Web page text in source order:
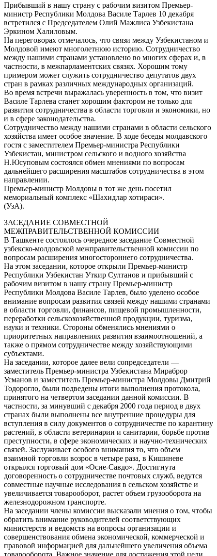
Прибывший в нашу страну с рабочим визитом Премьер-
министр Республики Молдова Василе Тарлев 10 декабря
встретился с Председателем Олий Мажлиса Узбекистана
Эркином Халиловым.
На переговорах отмечалось, что связи между Узбекистаном и
Молдовой имеют многолетнюю историю. Сотрудничество
между нашими странами установлено во многих сферах и, в
частности, в межпарламентских связях. Хорошим тому
примером может служить сотрудничество депутатов двух
стран в рамках различных международных организаций.
Во время встречи выражалась уверенность в том, что визит
Василе Тарлева станет хорошим фактором не только для
развития сотрудничества в области торговли и экономики, но
и в сфере законодательства.
Сотрудничество между нашими странами в области сельского
хозяйства имеет особое значение. В ходе беседы молдавского
гостя с заместителем Премьер-министра Республики
Узбекистан, министром сельского и водного хозяйства
Н.Юсуповым состоялся обмен мнениями по вопросам
дальнейшего расширения масштабов сотрудничества в этом
направлении.
Премьер-министр Молдовы в тот же день посетил
мемориальный комплекс «Шахидлар хотираси».
(УзА).
ЗАСЕДАНИЕ СОВМЕСТНОЙ
МЕЖПРАВИТЕЛЬСТВЕННОЙ КОМИССИИ
В Ташкенте состоялось очередное заседание Совместной
узбекско-молдовской межправительственной комиссии по
вопросам расширения многостороннего сотрудничества.
На этом заседании, которое открыли Премьер-министр
Республики Узбекистан Уткир Султанов и прибывший с
рабочим визитом в нашу страну Премьер-министр
Республики Молдова Василе Тарлев, было уделено особое
внимание вопросам развития связей между нашими странами
в области торговли, финансов, пищевой промышленности,
переработки сельскохозяйственной продукции, туризма,
науки и техники. Стороны обменялись мнениями о
приоритетных направлениях развития взаимоотношений, а
также о прямом сотрудничестве между хозяйствующими
субъектами.
На заседании, которое далее вели сопредседатели —
заместитель Премьер-министра Узбекистана Мираброр
Усманов и заместитель Премьер-министра Молдовы Дмитрий
Тодорогло, были подведены итоги выполнения протокола,
принятого на четвертом заседании данной комиссии. В
частности, за минувший с декабря 2000 года период в двух
странах были выполнены все внутренние процедуры для
вступления в силу документов о сотрудничестве по карантину
растений, в области ветеринарии и санитарии, борьбе против
преступности, в сфере экономических и научно-технических
связей. Заслуживает особого внимания то, что объем
взаимной торговли возрос в четыре раза, в Кишиневе
открылся торговый дом «Осие-Савдо». Достигнута
договоренность о сотрудничестве почтовых служб, ведутся
совместные научные исследования в сельском хозяйстве и
увеличивается товарооборот, растет объем грузооборота на
железнодорожном транспорте.
На заседании члены комиссии высказали мнения о том, чтобы
обратить внимание руководителей соответствующих
министерств и ведомств на вопросы организации и
совершенствования обмена экономической, коммерческой и
правовой информацией для дальнейшего увеличения объема
товарооборота. Важное значение для достижения этой цели